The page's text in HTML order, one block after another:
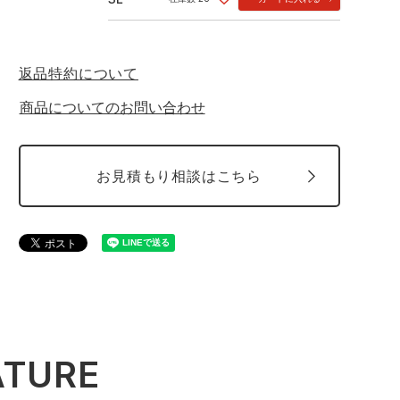
返品特約について
商品についてのお問い合わせ
お見積もり相談はこちら